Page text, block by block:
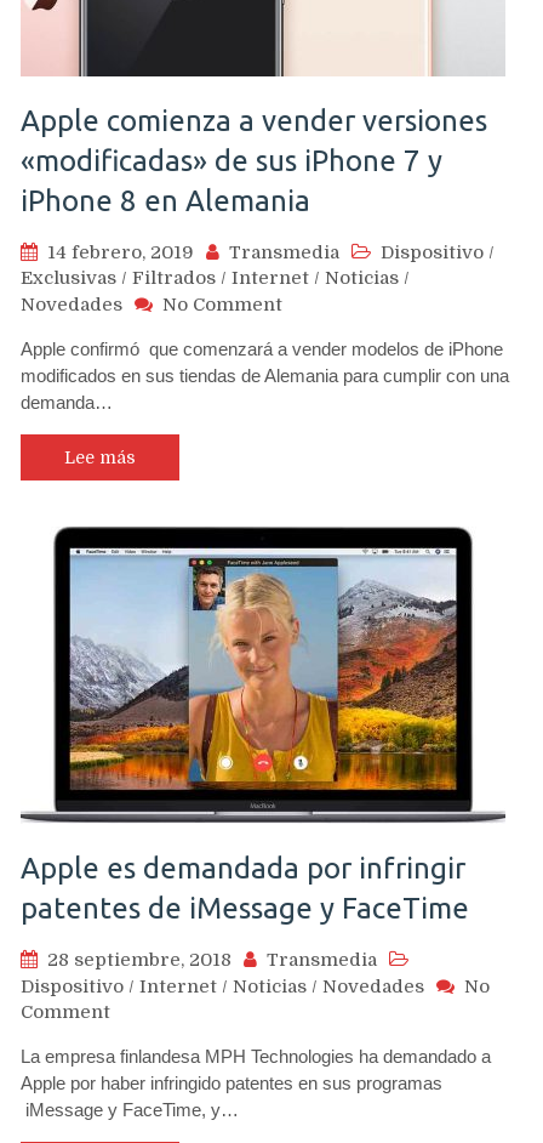
Apple comienza a vender versiones
«modificadas» de sus iPhone 7 y
iPhone 8 en Alemania
14 febrero, 2019 Transmedia Dispositivo /
Exclusivas / Filtrados / Internet / Noticias /
Novedades
No Commenton
comienza
a
iPhone
7
y
iPhone
8
Alemania
Apple confirmó que comenzará a vender modelos de iPhone
modificados en sus tiendas de Alemania para cumplir con una
demanda…
Lee más
Apple es demandada por infringir
patentes de iMessage y FaceTime
28 septiembre, 2018
Transmedia
Dispositivo / Internet / Noticias / Novedades
No
Commenton
es
demandada
por
infringir
La empresa finlandesa MPH Technologies ha demandado a
Apple por haber infringido patentes en sus programas
iMessage y FaceTime, y…